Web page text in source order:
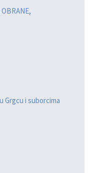
Grgcu i suborcima